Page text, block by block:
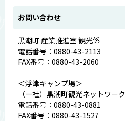
お問い合わせ
黒潮町 産業推進室 観光係
電話番号：0880-43-2113
FAX番号：0880-43-2060
＜浮津キャンプ場＞
（一社）黒潮町観光ネットワーク
電話番号：0880-43-0881
FAX番号：0880-43-1527